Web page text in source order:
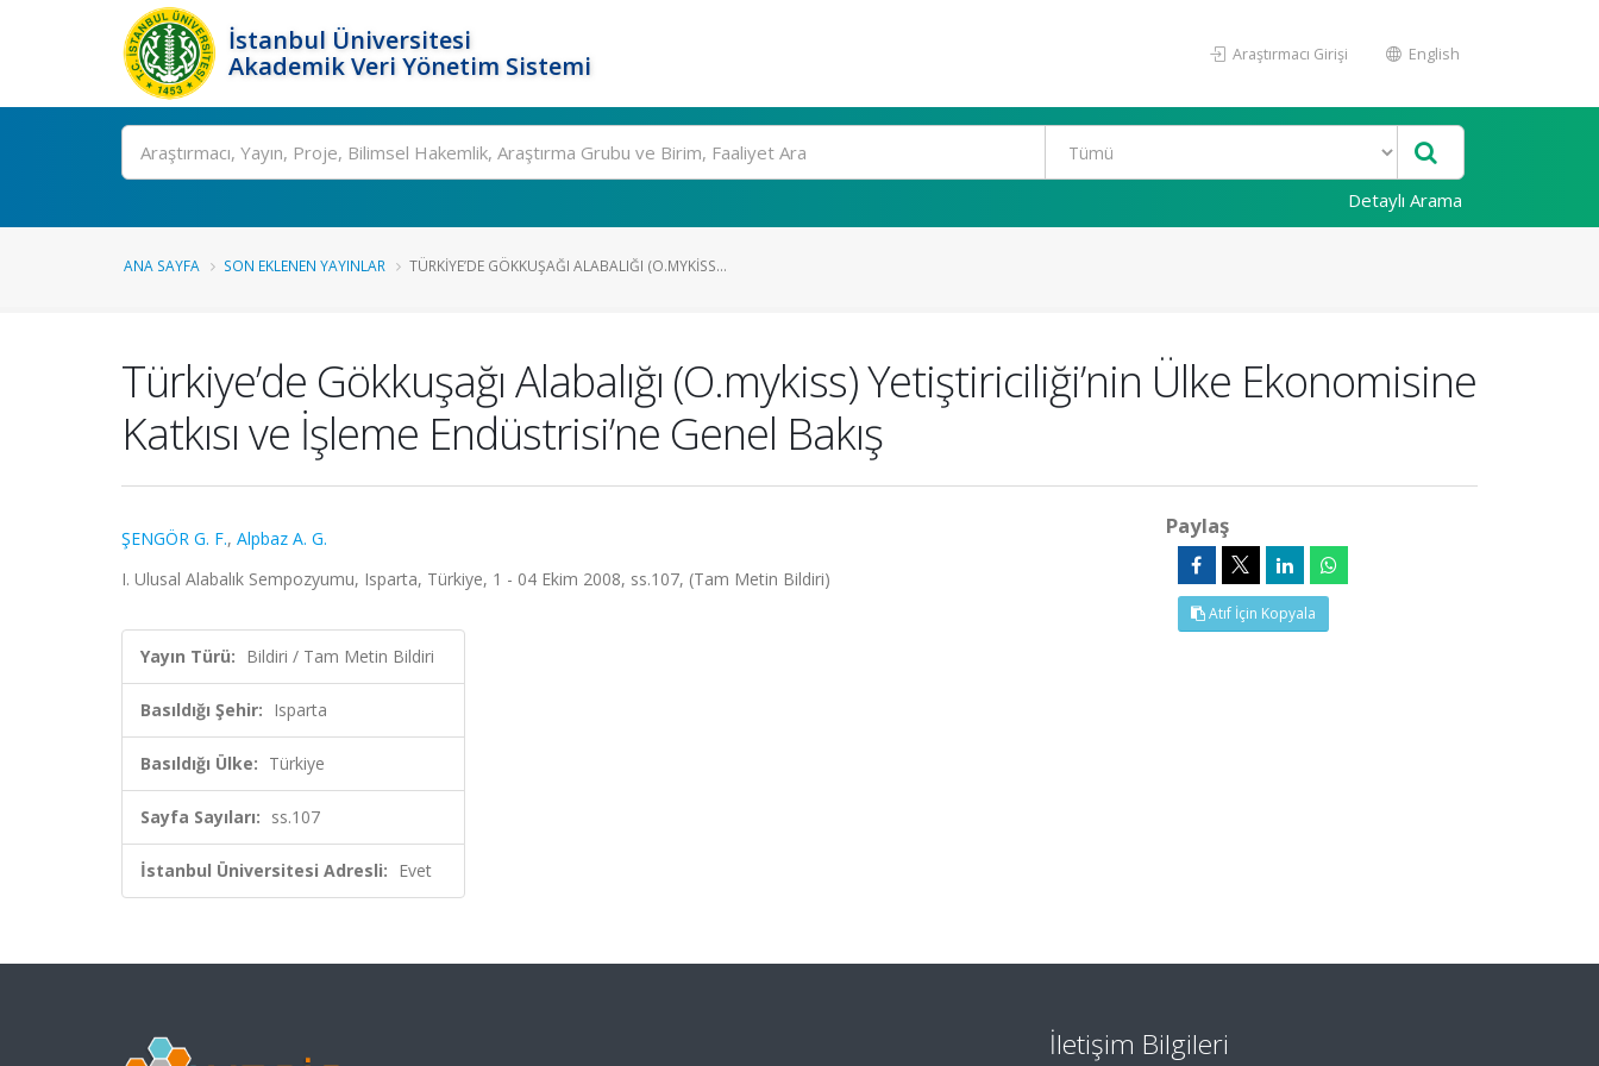
İstanbul Üniversitesi
Akademik Veri Yönetim Sistemi
Araştırmacı Girişi English
Ara
Detaylı Arama
ANA SAYFA SON EKLENEN YAYINLAR TÜRKIYE’DE GÖKKUŞAĞI ALABALIĞI (O.MYKISS...
Türkiye’de Gökkuşağı Alabalığı (O.mykiss) Yetiştiriciliği’nin Ülke Ekonomisine
Katkısı ve İşleme Endüstrisi’ne Genel Bakış
ŞENGÖR G. F., Alpbaz A. G.
I. Ulusal Alabalık Sempozyumu, Isparta, Türkiye, 1 - 04 Ekim 2008, ss.107, (Tam Metin Bildiri)
Yayın Türü: Bildiri / Tam Metin Bildiri
Basıldığı Şehir: Isparta
Basıldığı Ülke: Türkiye
Sayfa Sayıları: ss.107
İstanbul Üniversitesi Adresli: Evet
Paylaş
Atıf İçin Kopyala
İletişim Bilgileri